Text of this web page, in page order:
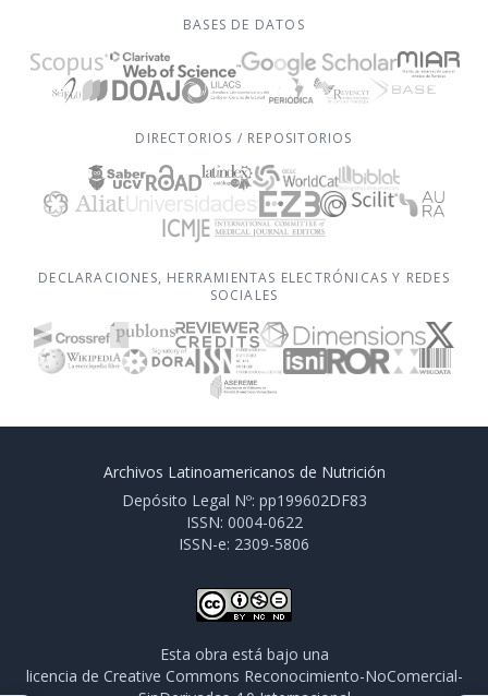
BASES DE DATOS
DIRECTORIOS / REPOSITORIOS
DECLARACIONES, HERRAMIENTAS ELECTRÓNICAS Y REDES
SOCIALES
Archivos Latinoamericanos de Nutrición
Depósito Legal Nº: pp199602DF83
ISSN: 0004-0622
ISSN-e: 2309-5806
Esta obra está bajo una
licencia de Creative Commons Reconocimiento-NoComercial-